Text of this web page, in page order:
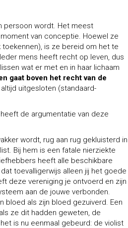
persoon wordt. Het meest
van conceptie. Hoewel ze
is ze bereid om het te
mens heeft recht op leven, dus
wat er met en in haar lichaam
gaat boven het recht van de
uitgesloten (standaard-
de argumentatie van deze
wordt, rug aan rug gekluisterd in
Bij hem is een fatale nierziekte
heeft alle beschikbare
toevalligerwijs alleen jij het goede
deze vereniging je ontvoerd en zijn
aan de jouwe verbonden.
bloed als zijn bloed gezuiverd. Een
ze dit hadden geweten, de
is nu eenmaal gebeurd: de violist